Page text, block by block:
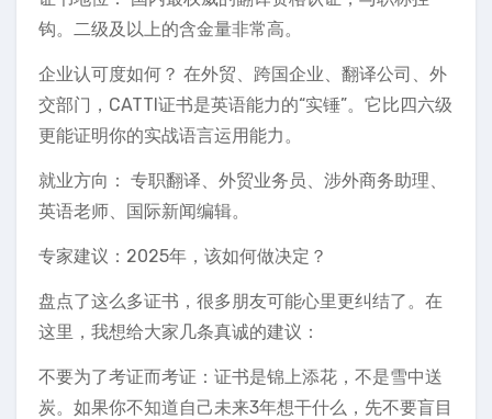
钩。二级及以上的含金量非常高。
企业认可度如何？ 在外贸、跨国企业、翻译公司、外
交部门，CATTI证书是英语能力的“实锤”。它比四六级
更能证明你的实战语言运用能力。
就业方向： 专职翻译、外贸业务员、涉外商务助理、
英语老师、国际新闻编辑。
专家建议：2025年，该如何做决定？
盘点了这么多证书，很多朋友可能心里更纠结了。在
这里，我想给大家几条真诚的建议：
不要为了考证而考证：证书是锦上添花，不是雪中送
炭。如果你不知道自己未来3年想干什么，先不要盲目